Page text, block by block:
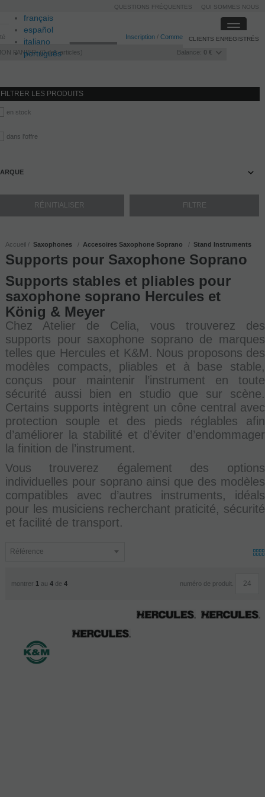
français
español
italiano
português
Inscription / Commencer la session
PANIER 0des articles Balance: 0 €
CLIENTS ENREGISTRÉS
Toggle
FILTRER LES PRODUITS
en stock
dans l'offre
Accueil Saxophones Accesoires Saxophone Soprano Stand Instruments
Supports pour Saxophone Soprano
Supports stables et pliables pour
saxophone soprano Hercules et
König & Meyer
Chez Atelier de Celia, vous trouverez des
supports pour saxophone soprano de marques
telles que Hercules et K&M. Nous proposons des
modèles compacts, pliables et à base stable,
conçus pour maintenir l’instrument en toute
sécurité aussi bien en studio que sur scène.
Certains supports intègrent un cône central avec
protection souple et des pieds réglables afin
d’améliorer la stabilité et d’éviter d’endommager
la finition de l’instrument.
Vous trouverez également des options
individuelles pour soprano ainsi que des modèles
compatibles avec d’autres instruments, idéals
pour les musiciens recherchant praticité, sécurité
et facilité de transport.
montrer 1 au 4de 4 numéro de produit.
QUESTIONS FRÉQUENTES QUI SOMMES NOUS